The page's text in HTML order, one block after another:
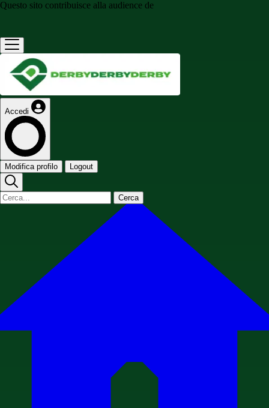
Questo sito contribuisce alla audience de
Accedi
Modifica profilo Logout
Cerca